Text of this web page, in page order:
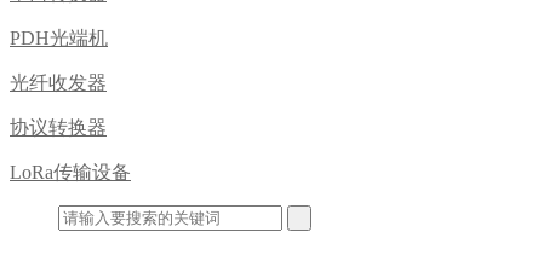
PDH光端机
光纤收发器
协议转换器
LoRa传输设备